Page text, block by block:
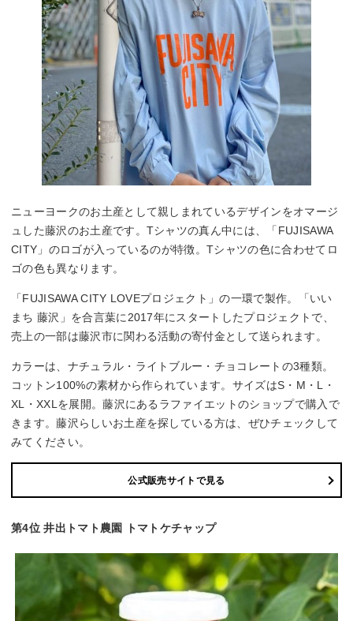
ニューヨークのお土産として親しまれているデザインをオマージ
ュした藤沢のお土産です。Tシャツの真ん中には、「FUJISAWA
CITY」のロゴが入っているのが特徴。Tシャツの色に合わせてロ
ゴの色も異なります。
「FUJISAWA CITY LOVEプロジェクト」の一環で製作。「いい
まち 藤沢」を合言葉に2017年にスタートしたプロジェクトで、
売上の一部は藤沢市に関わる活動の寄付金として送られます。
カラーは、ナチュラル・ライトブルー・チョコレートの3種類。
コットン100%の素材から作られています。サイズはS・M・L・
XL・XXLを展開。藤沢にあるラファイエットのショップで購入で
きます。藤沢らしいお土産を探している方は、ぜひチェックして
みてください。
公式販売サイトで見る
第4位 井出トマト農園 トマトケチャップ